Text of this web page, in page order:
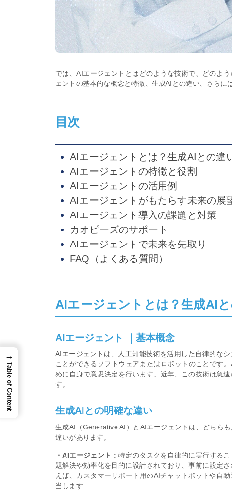
では、AIエージェントとはどのような技術で、どのよ
ェントの基本的な概念と特徴、生成AIとの違い、さらに
目次
AIエージェントとは？生成AIとの違
AIエージェントの特徴と役割
AIエージェントの活用例
AIエージェントがもたらす未来の展
AIエージェント導入の課題と対策
カオピーズのサポート
AIエージェントで未来を先取り
FAQ（よくある質問）
AIエージェントとは？生成AI
AIエージェント ｜基本概念
AIエージェントは、人工知能技術を活用した自律的な
ことができるソフトウェアまたはロボットのことです
めに自身で意思決定を行います。近年、この技術は急
す。
生成AIとの明確な違い
生成AI（Generative AI）とAIエージェントは、どちら
違いがあります。
・AIエージェント : 特定のタスクを自律的に実行する
題解決や効率化を目的に設計されており、事前に設定
えば、カスタマーサポート用のAIチャットボットや自
当します
→
Table of Content